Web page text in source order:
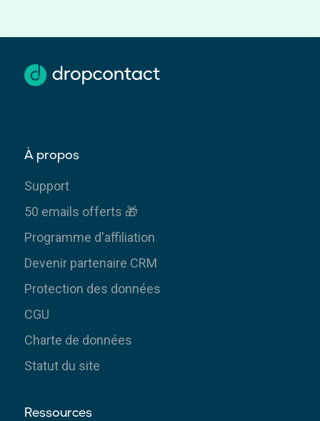
À propos
Support
50 emails offerts 🎁
Programme d'affiliation
Devenir partenaire CRM
Protection des données
CGU
Charte de données
Statut du site
Ressources